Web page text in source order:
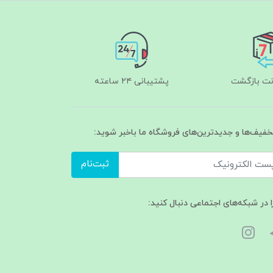
پشتیبانی ۲۴ ساعته
و جدیدترین‌های فروشگاه ما باخبر شوید:
ثبت‌نام
در شبکه‌های اجتماعی دنبال کنید: